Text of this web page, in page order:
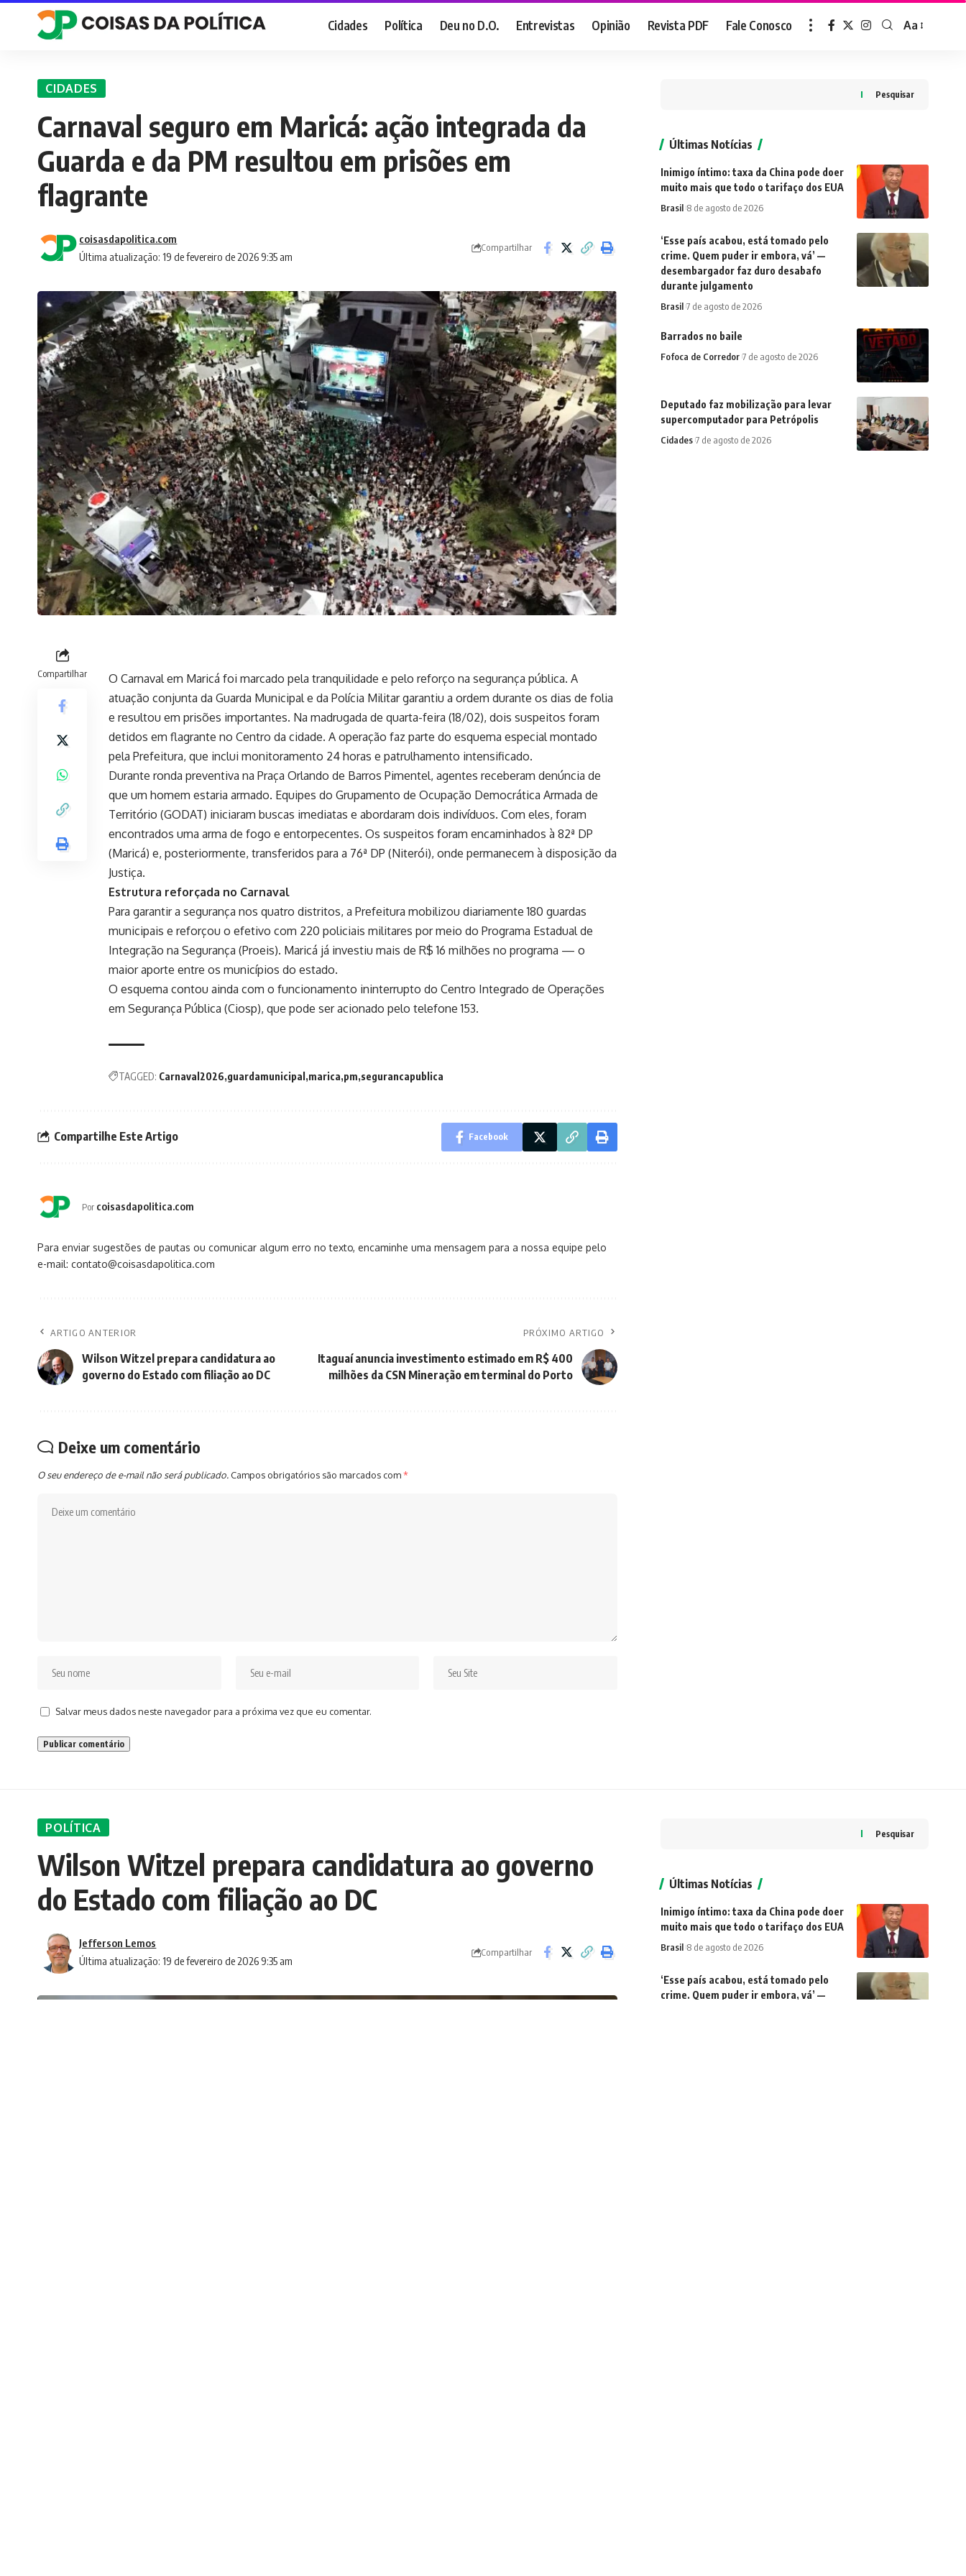
Cidades Política Deu no D.O. Entrevistas Opinião Revista PDF Fale Conosco
Font
Aa
CIDADES
Carnaval seguro em Maricá: ação integrada da
Guarda e da PM resultou em prisões em
flagrante
Última atualização: 19 de fevereiro de 2026 9:35 am
coisasdapolitica.com
Compartilhar
Compartilhar
O Carnaval em Maricá foi marcado pela tranquilidade e pelo reforço na segurança pública. A
atuação conjunta da Guarda Municipal e da Polícia Militar garantiu a ordem durante os dias de folia
e resultou em prisões importantes. Na madrugada de quarta-feira (18/02), dois suspeitos foram
detidos em flagrante no Centro da cidade. A operação faz parte do esquema especial montado
pela Prefeitura, que inclui monitoramento 24 horas e patrulhamento intensificado.
Durante ronda preventiva na Praça Orlando de Barros Pimentel, agentes receberam denúncia de
que um homem estaria armado. Equipes do Grupamento de Ocupação Democrática Armada de
Território (GODAT) iniciaram buscas imediatas e abordaram dois indivíduos. Com eles, foram
encontrados uma arma de fogo e entorpecentes. Os suspeitos foram encaminhados à 82ª DP
(Maricá) e, posteriormente, transferidos para a 76ª DP (Niterói), onde permanecem à disposição da
Justiça.
Estrutura reforçada no Carnaval
Para garantir a segurança nos quatro distritos, a Prefeitura mobilizou diariamente 180 guardas
municipais e reforçou o efetivo com 220 policiais militares por meio do Programa Estadual de
Integração na Segurança (Proeis). Maricá já investiu mais de R$ 16 milhões no programa — o
maior aporte entre os municípios do estado.
O esquema contou ainda com o funcionamento ininterrupto do Centro Integrado de Operações
em Segurança Pública (Ciosp), que pode ser acionado pelo telefone 153.
TAGGED: Carnaval2026 guardamunicipal marica pm segurancapublica
Compartilhe Este Artigo Facebook
Por coisasdapolitica.com
Para enviar sugestões de pautas ou comunicar algum erro no texto, encaminhe uma mensagem para a nossa equipe pelo
e-mail: contato@coisasdapolitica.com
ARTIGO ANTERIOR
Wilson Witzel prepara candidatura ao
governo do Estado com filiação ao DC
PRÓXIMO ARTIGO
Itaguaí anuncia investimento estimado em R$ 400
milhões da CSN Mineração em terminal do Porto
Deixe um comentário
O seu endereço de e-mail não será publicado. Campos obrigatórios são marcados com*
Salvar meus dados neste navegador para a próxima vez que eu comentar.
Pesquisar
Últimas Notícias
Inimigo íntimo: taxa da China pode doer
muito mais que todo o tarifaço dos EUA
Brasil 8 de agosto de 2026
‘Esse país acabou, está tomado pelo
crime. Quem puder ir embora, vá’ —
desembargador faz duro desabafo
durante julgamento
Brasil 7 de agosto de 2026
Barrados no baile
Fofoca de Corredor 7 de agosto de 2026
Deputado faz mobilização para levar
supercomputador para Petrópolis
Cidades 7 de agosto de 2026
POLÍTICA
Wilson Witzel prepara candidatura ao governo
do Estado com filiação ao DC
Última atualização: 19 de fevereiro de 2026 9:35 am
Jefferson Lemos
Compartilhar
Pesquisar
Últimas Notícias
Inimigo íntimo: taxa da China pode doer
muito mais que todo o tarifaço dos EUA
Brasil 8 de agosto de 2026
‘Esse país acabou, está tomado pelo
crime. Quem puder ir embora, vá’ —